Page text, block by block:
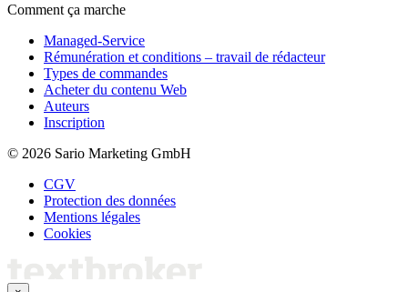
Comment ça marche
Managed-Service
Rémunération et conditions – travail de rédacteur
Types de commandes
Acheter du contenu Web
Auteurs
Inscription
© 2026 Sario Marketing GmbH
CGV
Protection des données
Mentions légales
Cookies